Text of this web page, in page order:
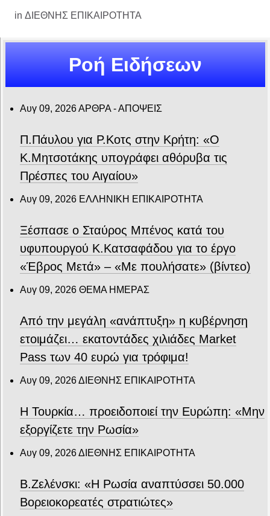
in ΔΙΕΘΝΗΣ ΕΠΙΚΑΙΡΟΤΗΤΑ
Ροή Ειδήσεων
Αυγ 09, 2026ΑΡΘΡΑ - ΑΠΟΨΕΙΣ
Π.Πάυλου για Ρ.Κοτς στην Κρήτη: «Ο
Κ.Μητσοτάκης υπογράφει αθόρυβα τις
Πρέσπες του Αιγαίου»
Αυγ 09, 2026 ΕΛΛΗΝΙΚΗ ΕΠΙΚΑΙΡΟΤΗΤΑ
Ξέσπασε ο Σταύρος Μπένος κατά του
υφυπουργού Κ.Κατσαφάδου για το έργο
«Έβρος Μετά» – «Με πουλήσατε» (βίντεο)
Αυγ 09, 2026 ΘΕΜΑ ΗΜΕΡΑΣ
Από την μεγάλη «ανάπτυξη» η κυβέρνηση
ετοιμάζει… εκατοντάδες χιλιάδες Market
Pass των 40 ευρώ για τρόφιμα!
Αυγ 09, 2026ΔΙΕΘΝΗΣ ΕΠΙΚΑΙΡΟΤΗΤΑ
Η Τουρκία… προειδοποιεί την Ευρώπη: «Μην
εξοργίζετε την Ρωσία»
Αυγ 09, 2026ΔΙΕΘΝΗΣ ΕΠΙΚΑΙΡΟΤΗΤΑ
Β.Ζελένσκι: «Η Ρωσία αναπτύσσει 50.000
Βορειοκορεατές στρατιώτες»